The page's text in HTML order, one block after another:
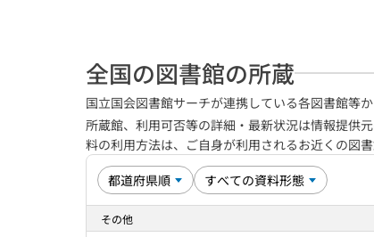
全国の図書館の所蔵
国立国会図書館サーチが連携している各図書館等
所蔵館、利用可否等の詳細・最新状況は情報提供
料の利用方法は、ご自身が利用されるお近くの図
その他